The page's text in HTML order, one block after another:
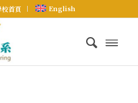
校首頁 English